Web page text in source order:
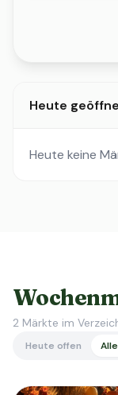
Heute
Heute keine
2 Märkte im
Heute offen